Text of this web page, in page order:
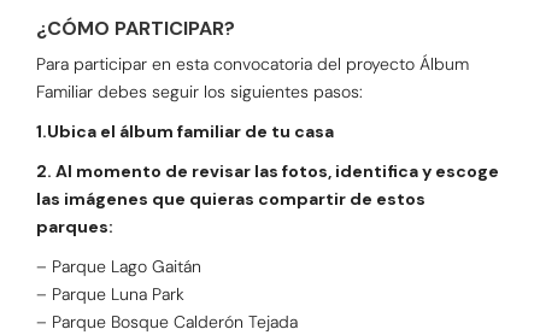
¿CÓMO PARTICIPAR?
Para participar en esta convocatoria del proyecto Álbum
Familiar debes seguir los siguientes pasos:
1.Ubica el álbum familiar de tu casa
2. Al momento de revisar las fotos, identifica y escoge
las imágenes que quieras compartir de estos
parques:
– Parque Lago Gaitán
– Parque Luna Park
– Parque Bosque Calderón Tejada